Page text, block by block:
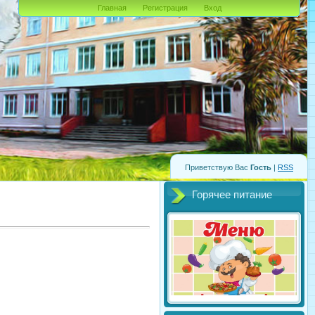
Приветствую Вас Гость | RSS
Главная Регистрация Вход
Горячее питание